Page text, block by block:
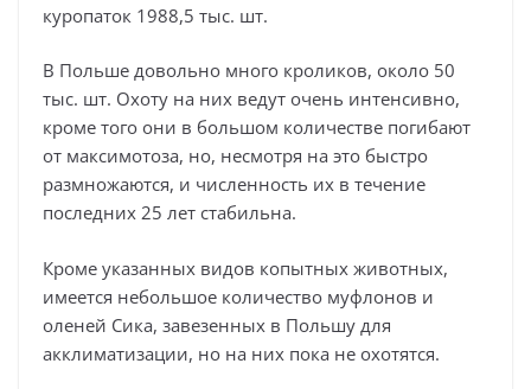
куропаток 1988,5 тыс. шт.
В Польше довольно много кроликов, около 50
тыс. шт. Охоту на них ведут очень интенсивно,
кроме того они в большом количестве погибают
от максимотоза, но, несмотря на это быстро
размножаются, и численность их в течение
последних 25 лет стабильна.
Кроме указанных видов копытных животных,
имеется небольшое количество муфлонов и
оленей Сика, завезенных в Польшу для
акклиматизации, но на них пока не охотятся.